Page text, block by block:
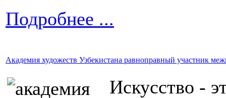
Подробнее ...
Академия художеств Узбекистана равноправный участник
Искусство -